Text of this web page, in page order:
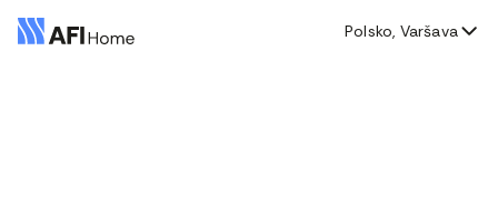
Polsko, Varšava